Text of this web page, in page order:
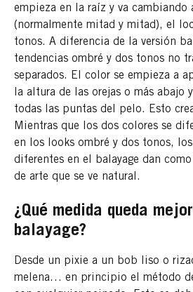
empieza en la raíz y va cambiando
(normalmente mitad y mitad), el
tonos. A diferencia de la versión
tendencias ombré y dos tonos no
separados. El color se empieza a
la altura de las orejas o más abajo
todas las puntas del pelo. Esto
Mientras que los dos colores se
en los looks ombré y dos tonos,
diferentes en el balayage dan
de arte que se ve natural.
¿Qué medida queda
balayage?
Desde un pixie a un bob liso o
melena… en principio el método